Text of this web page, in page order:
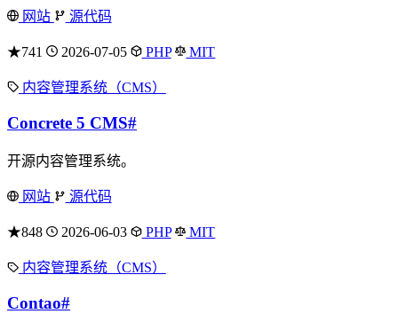
网站 源代码
★741 2026-07-05 PHP MIT
内容管理系统（CMS）
Concrete 5 CMS#
开源内容管理系统。
网站 源代码
★848 2026-06-03 PHP MIT
内容管理系统（CMS）
Contao#